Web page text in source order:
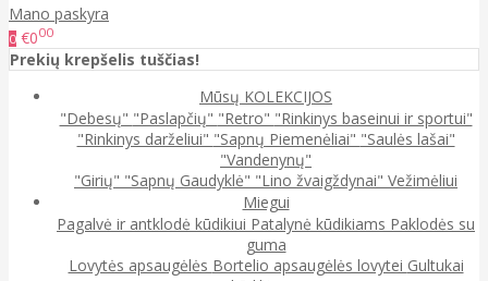
Mano paskyra
0 €000
Prekių krepšelis tuščias!
Mūsų KOLEKCIJOS
"Debesų" "Paslapčių" "Retro" "Rinkinys baseinui ir sportui"
"Rinkinys darželiui" "Sapnų Piemenėliai" "Saulės lašai"
"Vandenynų"
"Girių" "Sapnų Gaudyklė" "Lino žvaigždynai" Vežimėliui
Miegui
Pagalvė ir antklodė kūdikiui Patalynė kūdikiams Paklodės su
guma
Lovytės apsaugėlės Bortelio apsaugėlės lovytei Gultukai